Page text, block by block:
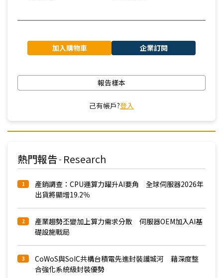
加入購物車 企業訂閱
報告樣本
己有帳戶?登入
熱門報告 - Research
1
產銷調查：CPU運算力躍升AI要角 全球伺服器2026年
出貨將顯增19.2％
2
產業趨勢丕變加上算力需求分散 伺服器OEM加入AI基
礎設施戰局
3
CoWoS與SoIC共構台積電先進封裝護城河 藉深度整
合強化系統級封裝優勢